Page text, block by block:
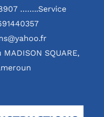
……..Service
SQUARE,